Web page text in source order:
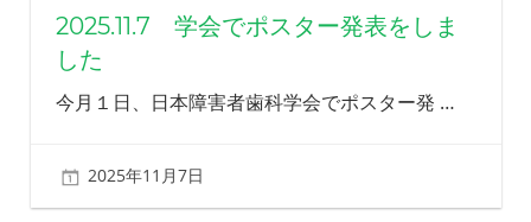
理
解
そ
の
生
2025.11.7 学会でポスター発表をしま
した
今月１日、日本障害者歯科学会でポスター発 …
2025年11月7日